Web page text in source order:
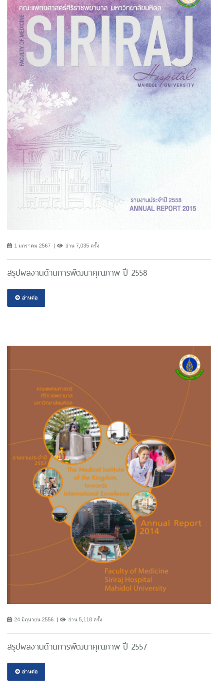
1 มกราคม 2567 อ่าน 7,035 ครั้ง
สรุปผลงานด้านการพัฒนาคุณภาพ ปี 2558
อ่านต่อ
24 มิถุนายน 2556 อ่าน 5,118 ครั้ง
สรุปผลงานด้านการพัฒนาคุณภาพ ปี 2557
อ่านต่อ